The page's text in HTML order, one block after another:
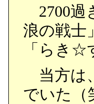
2700過
浪の戦士
「らき☆
当方は
でいた（